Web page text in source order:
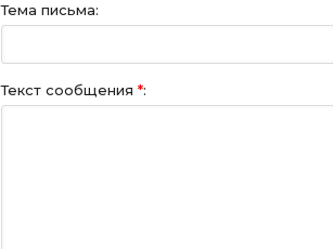
Тема письма:
Текст сообщения *: